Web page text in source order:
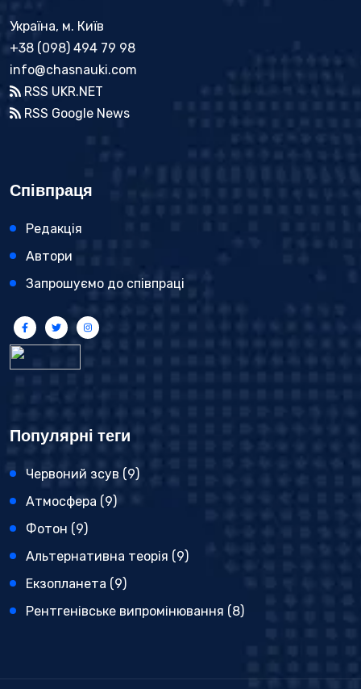
Україна, м. Київ
+38 (098) 494 79 98
info@chasnauki.com
RSS UKR.NET
RSS Google News
Співпраця
Редакція
Автори
Запрошуємо до співпраці
Популярні теги
Червоний зсув (9)
Атмосфера (9)
Фотон (9)
Альтернативна теорія (9)
Екзопланета (9)
Рентгенівське випромінювання (8)